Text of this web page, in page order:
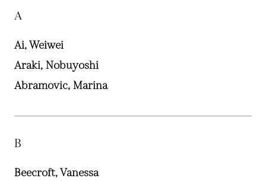
A
Ai, Weiwei
Araki, Nobuyoshi
Abramovic, Marina
B
Beecroft, Vanessa